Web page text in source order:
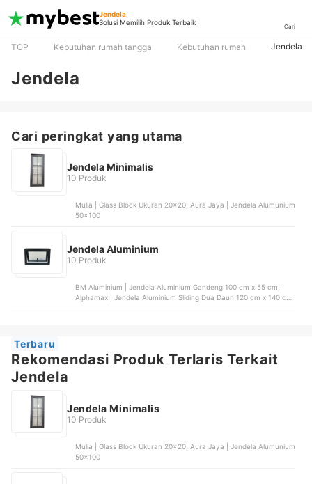
Jendela
Solusi Memilih Produk Terbaik
Cari
TOP Kebutuhan rumah tangga Kebutuhan rumah Jendela
Jendela
Cari peringkat yang utama
Jendela Minimalis
10 Produk
Mulia | Glass Block Ukuran 20x20, Aura Jaya | Jendela Alumunium
50x100
Jendela Aluminium
10 Produk
BM Aluminium | Jendela Aluminium Gandeng 100 cm x 55 cm,
Alphamax | Jendela Aluminium Sliding Dua Daun 120 cm x 140 cm
Terbaru
Rekomendasi Produk Terlaris Terkait
Jendela
Jendela Minimalis
10 Produk
Mulia | Glass Block Ukuran 20x20, Aura Jaya | Jendela Alumunium
50x100